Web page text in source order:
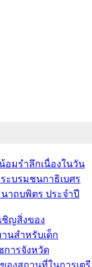
อมรำลึกเนื่องในวัน
ะบรมชนกาธิเบศร
าถบพิตร ประจำปี
ชิญสิ่งของ
นสำหรับเด็ก
ารจังหวัด
องสถานที่ในการเตรี